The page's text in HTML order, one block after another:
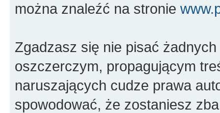
można znaleźć na stronie
Zgadzasz się nie pisać
oszczerczym, propagującym
naruszających cudze prawa
spowodować, że zostaniesz